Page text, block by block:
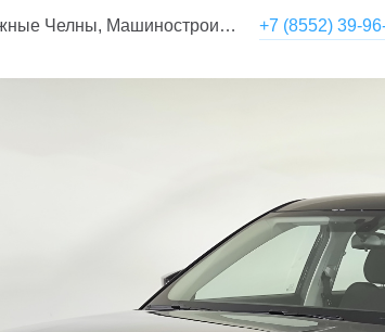
Челны, Машиностроительная, 108 +7 (8552) 39-